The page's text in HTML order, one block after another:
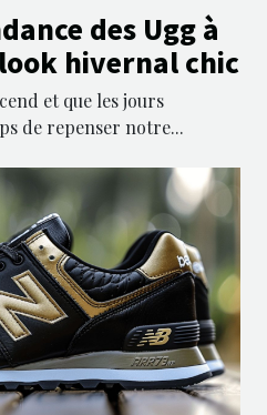
des Ugg à
hivernal chic
et que les jours
de repenser notre...